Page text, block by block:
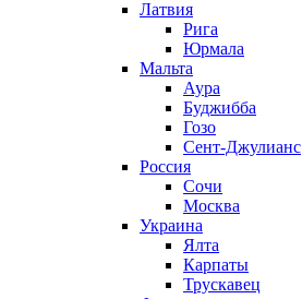
Латвия
Рига
Юрмала
Мальта
Аура
Буджибба
Гозо
Сент-Джулианс
Россия
Сочи
Москва
Украина
Ялта
Карпаты
Трускавец